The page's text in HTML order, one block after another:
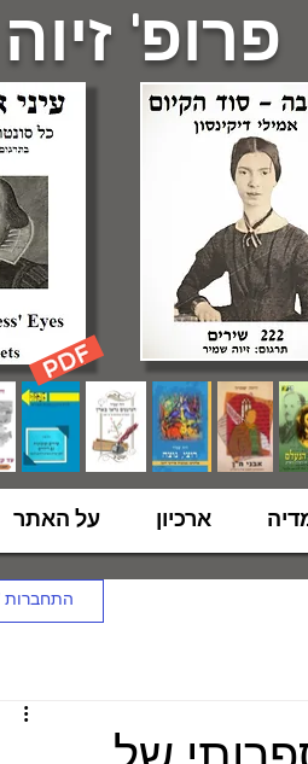
פרופ'
ארכיון על האתר